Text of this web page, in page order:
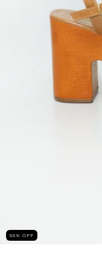
55% OFF